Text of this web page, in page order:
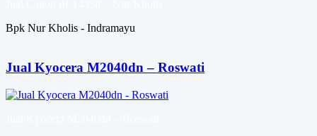
Bpk Nur Kholis - Indramayu
Jual Kyocera M2040dn – Roswati